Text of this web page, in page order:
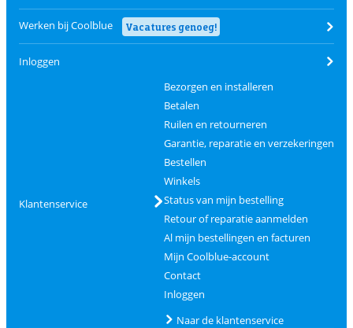
Werken bij Coolblue Vacatures genoeg!
Inloggen
Klantenservice
Bezorgen en installeren
Betalen
Ruilen en retourneren
Garantie, reparatie en verzekeringen
Bestellen
Winkels
Status van mijn bestelling
Retour of reparatie aanmelden
Al mijn bestellingen en facturen
Mijn Coolblue-account
Contact
Inloggen
Naar de klantenservice